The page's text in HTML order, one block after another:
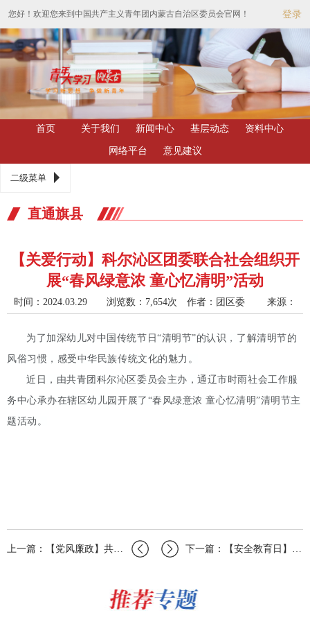
您好！欢迎您来到中国共产主义青年团内蒙古自治区委员会官网！ 登录
首页 关于我们 新闻中心 基层动态 资料中心
网络平台 意见建议
二级菜单
直通旗县
【关爱行动】科尔沁区团委联合社会组织开
展“春风绿意浓 童心忆清明”活动
时间：2024.03.29 浏览数：7,654次 作者：团区委 来源：
为了加深幼儿对中国传统节日“清明节”的认识，了解清明节的
风俗习惯，感受中华民族传统文化的魅力。
近日，由共青团科尔沁区委员会主办，通辽市时雨社会工作服
务中心承办在辖区幼儿园开展了“春风绿意浓 童心忆清明”清明节主
题活动。
上一篇：【党风廉政】共青团科尔沁区委员会组织开展主题党团日活动 下一篇：【安全教育日】库伦旗各少先队组织开展“全国中小学生安全教育日”系列活动